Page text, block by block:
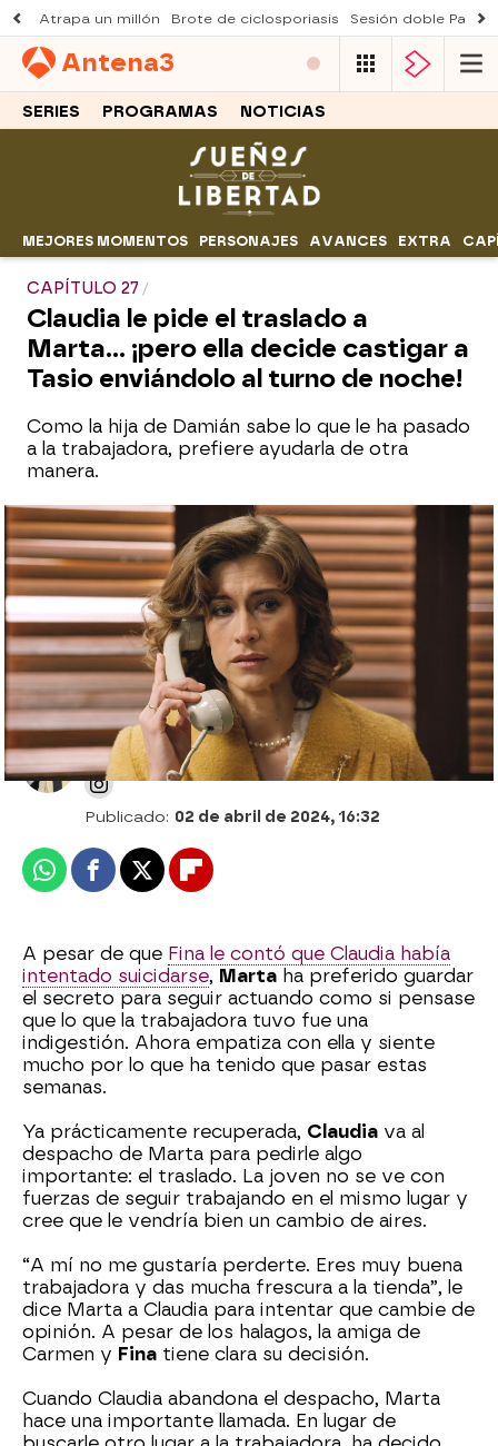
Atrapa un millón Brote de ciclosporiasis Sesión doble
Antena3
SERIES PROGRAMAS NOTICIAS
MEJORES MOMENTOS PERSONAJES AVANCES EXTRA
CAPÍTULO 27
Claudia le pide el traslado a
Marta… ¡pero ella decide castigar a
Tasio enviándolo al turno de noche!
Como la hija de Damián sabe lo que le ha pasado
a la trabajadora, prefiere ayudarla de otra
manera.
¡Todo se ha quedado en un gran susto!
Fina y Carmen arropan a una Claudia
recuperada
Patri Bea
Publicado: 02 de abril de 2024, 16:32
WhatsappFacebook
X Flipboard
A pesar de que Fina le contó que Claudia había
intentado suicidarse, Marta ha preferido guardar
el secreto para seguir actuando como si pensase
que lo que la trabajadora tuvo fue una
indigestión. Ahora empatiza con ella y siente
mucho por lo que ha tenido que pasar estas
semanas.
Ya prácticamente recuperada, Claudia va al
despacho de Marta para pedirle algo
importante: el traslado. La joven no se ve con
fuerzas de seguir trabajando en el mismo lugar y
cree que le vendría bien un cambio de aires.
“A mí no me gustaría perderte. Eres muy buena
trabajadora y das mucha frescura a la tienda”, le
dice Marta a Claudia para intentar que cambie de
opinión. A pesar de los halagos, la amiga de
Carmen y Fina tiene clara su decisión.
Cuando Claudia abandona el despacho, Marta
hace una importante llamada. En lugar de